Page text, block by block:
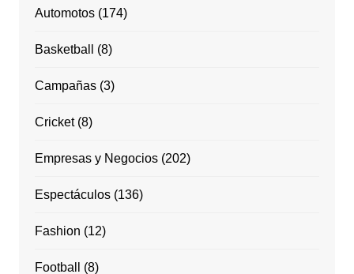
Automotos(174)
Basketball (8)
Campañas(3)
Cricket(8)
Empresas y Negocios(202)
Espectáculos(136)
Fashion (12)
Football (8)